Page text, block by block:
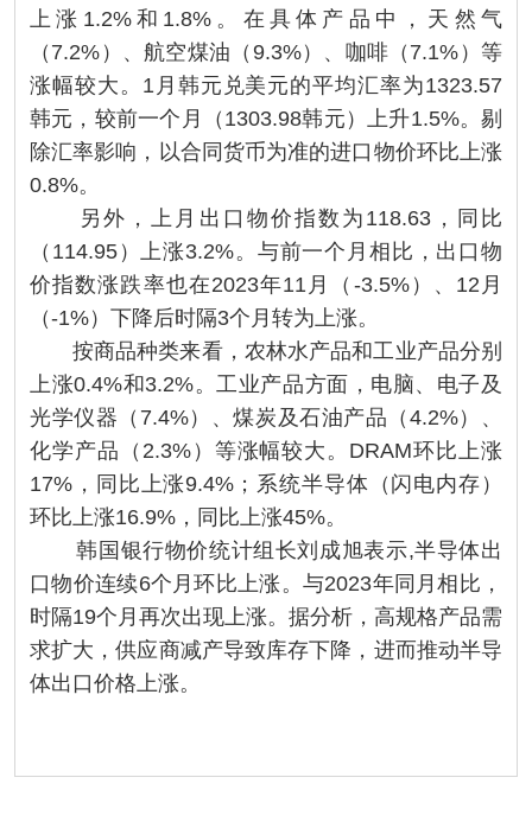
上涨1.2%和1.8%。在具体产品中，天然气
（7.2%）、航空煤油（9.3%）、咖啡（7.1%）等
涨幅较大。1月韩元兑美元的平均汇率为1323.57
韩元，较前一个月（1303.98韩元）上升1.5%。剔
除汇率影响，以合同货币为准的进口物价环比上涨
0.8%。
另外，上月出口物价指数为118.63，同比
（114.95）上涨3.2%。与前一个月相比，出口物
价指数涨跌率也在2023年11月（-3.5%）、12月
（-1%）下降后时隔3个月转为上涨。
按商品种类来看，农林水产品和工业产品分别
上涨0.4%和3.2%。工业产品方面，电脑、电子及
光学仪器（7.4%）、煤炭及石油产品（4.2%）、
化学产品（2.3%）等涨幅较大。DRAM环比上涨
17%，同比上涨9.4%；系统半导体（闪电内存）
环比上涨16.9%，同比上涨45%。
韩国银行物价统计组长刘成旭表示,半导体出
口物价连续6个月环比上涨。与2023年同月相比，
时隔19个月再次出现上涨。据分析，高规格产品需
求扩大，供应商减产导致库存下降，进而推动半导
体出口价格上涨。